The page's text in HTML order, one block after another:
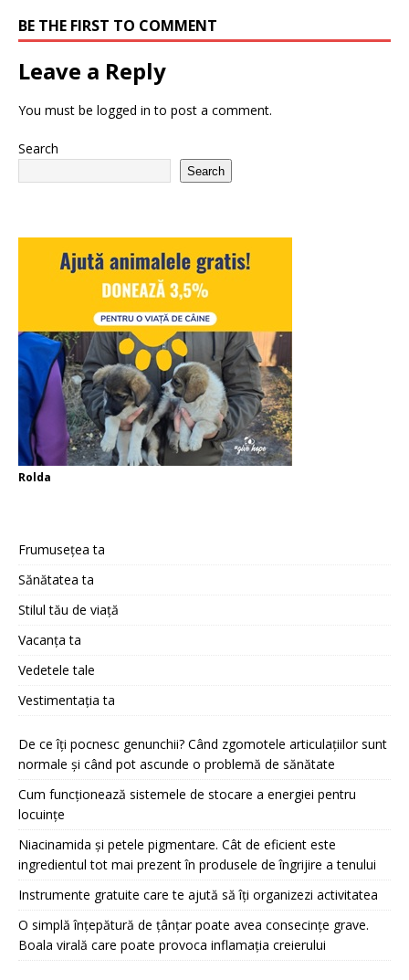
BE THE FIRST TO COMMENT
Leave a Reply
You must be logged in to post a comment.
Search
Search
Rolda
Frumusețea ta
Sănătatea ta
Stilul tău de viață
Vacanța ta
Vedetele tale
Vestimentația ta
De ce îți pocnesc genunchii? Când zgomotele articulațiilor sunt
normale și când pot ascunde o problemă de sănătate
Cum funcționează sistemele de stocare a energiei pentru
locuințe
Niacinamida și petele pigmentare. Cât de eficient este
ingredientul tot mai prezent în produsele de îngrijire a tenului
Instrumente gratuite care te ajută să îți organizezi activitatea
O simplă înțepătură de țânțar poate avea consecințe grave.
Boala virală care poate provoca inflamația creierului